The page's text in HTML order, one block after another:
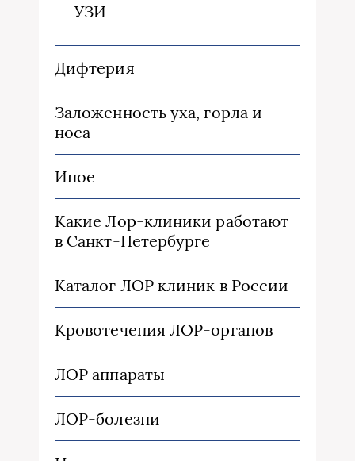
УЗИ
Дифтерия
Заложенность уха, горла и
носа
Иное
Какие Лор-клиники работают
в Санкт-Петербурге
Каталог ЛОР клиник в России
Кровотечения ЛОР-органов
ЛОР аппараты
ЛОР-болезни